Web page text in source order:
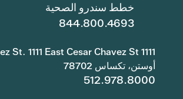
خطط سندرو الصحية
844.800.4693
1111 East Cesar Chavez St. 1111 East Cesar Chavez St.
أوستن، تكساس 78702
512.978.8000